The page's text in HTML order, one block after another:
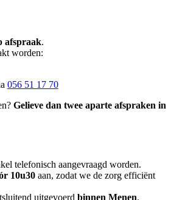
afspraak.
worden:
056 51 17 70
Gelieve dan twee aparte afspraken in
telefonisch aangevraagd worden.
10u30 aan, zodat we de zorg efficiënt
uitgevoerd binnen Menen.